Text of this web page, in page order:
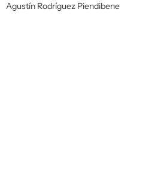
Agustín Rodríguez Piendibene